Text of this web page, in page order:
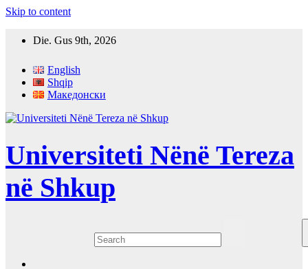
Skip to content
Die. Gus 9th, 2026
English
Shqip
Македонски
Universiteti Nënë Tereza
në Shkup